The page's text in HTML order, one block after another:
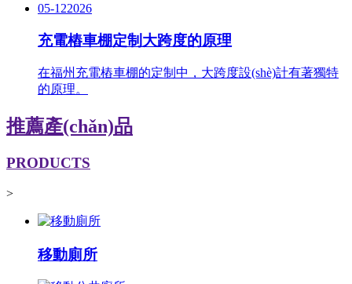
05-122026
充電樁車棚定制大跨度的原理
在福州充電樁車棚的定制中，大跨度設(shè)計有著獨特
的原理。
推薦產(chǎn)品
PRODUCTS
>
移動廁所